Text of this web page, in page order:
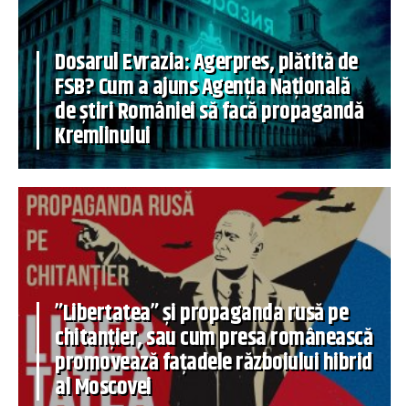
Dosarul Evrazia: Agerpres, plătită de
FSB? Cum a ajuns Agenția Națională
de știri României să facă propagandă
Kremlinului
”Libertatea” și propaganda rusă pe
chitanțier, sau cum presa românească
promovează fațadele războiului hibrid
al Moscovei